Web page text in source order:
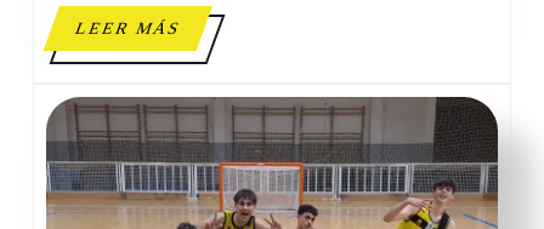
LEER MÁSLEER
MÁS